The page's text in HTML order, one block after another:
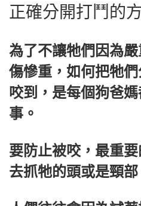
正確分開打鬥的
為了不讓牠們因為
傷慘重，如何把牠
咬到，是每個狗爸
事。
要防止被咬，最重
去抓牠的頭或是頸部